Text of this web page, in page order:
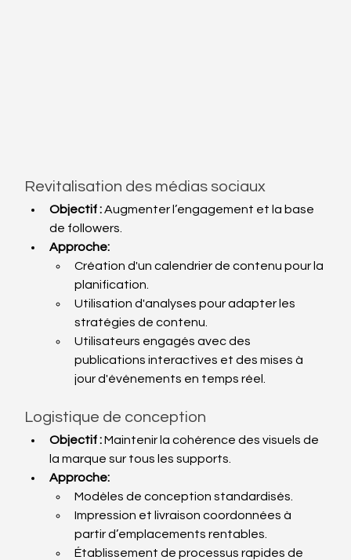
Revitalisation des médias sociaux
Objectif : Augmenter l’engagement et la base
de followers.
Approche:
Création d'un calendrier de contenu pour la
planification.
Utilisation d'analyses pour adapter les
stratégies de contenu.
Utilisateurs engagés avec des
publications interactives et des mises à
jour d'événements en temps réel.
Logistique de conception
Objectif : Maintenir la cohérence des visuels de
la marque sur tous les supports.
Approche:
Modèles de conception standardisés.
Impression et livraison coordonnées à
partir d’emplacements rentables.
Établissement de processus rapides de